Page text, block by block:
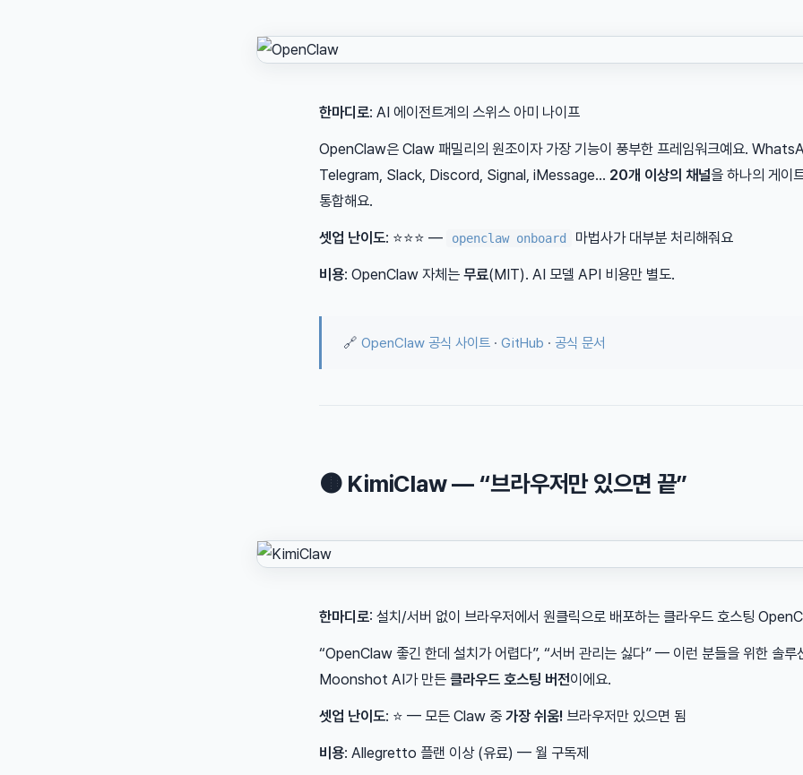
한마디로: AI 에이전트계의 스위스 아미 나이프
OpenClaw은 Claw 패밀리의 원조이자 가장 기능이 풍부한 프레임워크예요.
Telegram, Slack, Discord, Signal, iMessage… 20개 이상의 채널을 하나의 게이
통합해요.
셋업 난이도: ⭐⭐⭐ — openclaw onboard 마법사가 대부분 처리해줘요
비용: OpenClaw 자체는 무료(MIT). AI 모델 API 비용만 별도.
🔗 OpenClaw 공식 사이트 · GitHub · 공식 문서
🟤 KimiClaw — “브라우저만 있으면 끝”
한마디로: 설치/서버 없이 브라우저에서 원클릭으로 배포하는 클라우드 호스팅
“OpenClaw 좋긴 한데 설치가 어렵다”, “서버 관리는 싫다” — 이런 분들을 위한 솔루
Moonshot AI가 만든 클라우드 호스팅 버전이에요.
셋업 난이도: ⭐ — 모든 Claw 중 가장 쉬움! 브라우저만 있으면 됨
비용: Allegretto 플랜 이상 (유료) — 월 구독제